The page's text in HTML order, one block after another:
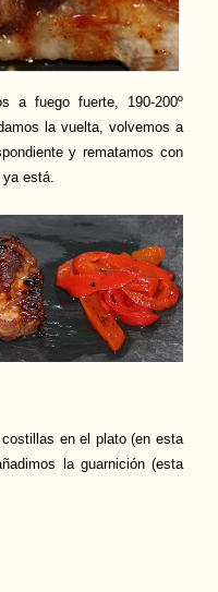
a fuego fuerte, 190-200º
la vuelta, volvemos a
y rematamos con
está.
en el plato (en esta
la guarnición (esta